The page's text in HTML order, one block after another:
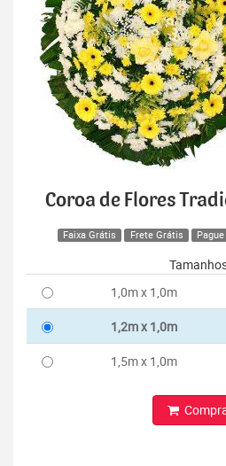
Coroa de Flores
Faixa Grátis Frete Grátis
1,0m x 1,0m
1,2m x 1,0m
1,5m x 1,0m